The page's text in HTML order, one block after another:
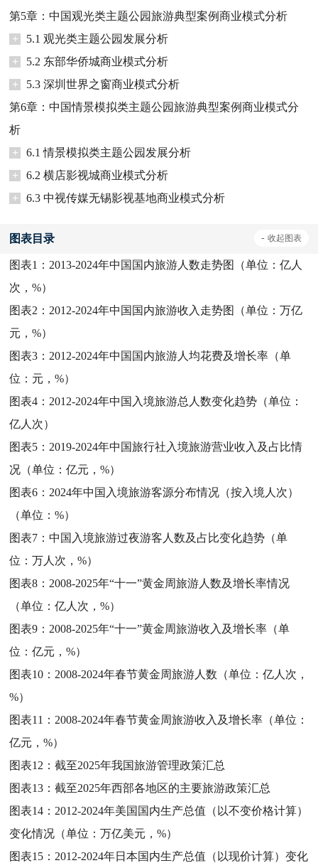
第5章：中国观光类主题公园旅游典型案例商业模式分析
+
5.1 观光类主题公园发展分析
+
5.2 东部华侨城商业模式分析
+
5.3 深圳世界之窗商业模式分析
第6章：中国情景模拟类主题公园旅游典型案例商业模式分
析
+
6.1 情景模拟类主题公园发展分析
+
6.2 横店影视城商业模式分析
+
6.3 中视传媒无锡影视基地商业模式分析
图表目录 - 收起图表
图表1： 2013-2024年中国国内旅游人数走势图（单位：亿人
次，%）
图表2： 2012-2024年中国国内旅游收入走势图（单位：万亿
元，%）
图表3： 2012-2024年中国国内旅游人均花费及增长率（单
位：元，%）
图表4： 2012-2024年中国入境旅游总人数变化趋势（单位：
亿人次）
图表5： 2019-2024年中国旅行社入境旅游营业收入及占比情
况（单位：亿元，%）
图表6： 2024年中国入境旅游客源分布情况（按入境人次）
（单位：%）
图表7：中国入境旅游过夜游客人数及占比变化趋势（单
位：万人次，%）
图表8： 2008-2025年“十一”黄金周旅游人数及增长率情况
（单位：亿人次，%）
图表9： 2008-2025年“十一”黄金周旅游收入及增长率（单
位：亿元，%）
图表10： 2008-2024年春节黄金周旅游人数（单位：亿人次，
%）
图表11： 2008-2024年春节黄金周旅游收入及增长率（单位：
亿元，%）
图表12：截至2025年我国旅游管理政策汇总
图表13：截至2025年西部各地区的主要旅游政策汇总
图表14： 2012-2024年美国国内生产总值（以不变价格计算）
变化情况（单位：万亿美元，%）
图表15： 2012-2024年日本国内生产总值（以现价计算）变化